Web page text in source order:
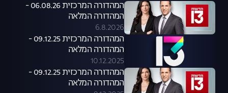
המהדורה המרכזית 06.08.26 -
המהדורה המלאה
6.8.2026
המהדורה המרכזית 09.12.25 -
המהדורה המלאה
10.12.2025
המהדורה המרכזית 09.12.25 -
המהדורה המלאה